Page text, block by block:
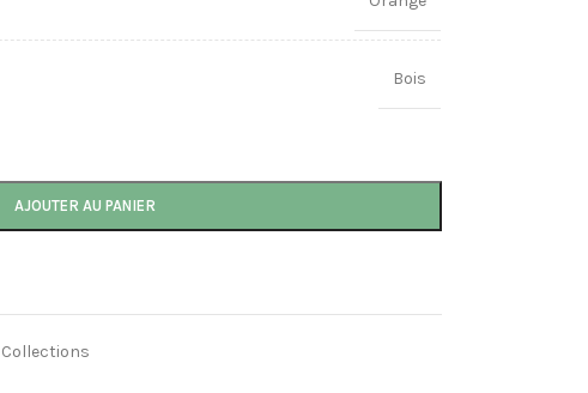
Bois
AJOUTER AU PANIER
Collections